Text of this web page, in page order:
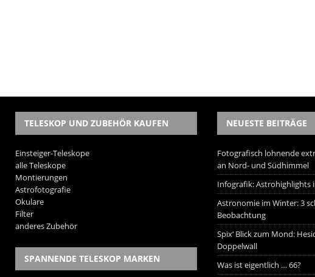
TELESKOP UND ZUBEHÖR KAUFEN
Einsteiger-Teleskope
alle Teleskope
Montierungen
Astrofotografie
Okulare
Filter
anderes Zubehör
SPANNENDE TELESKOP MARKEN
NEUESTE BEITRÄGE
Fotografisch lohnende
an Nord- und Südhimmel
Infografik: Astrohighlights
Astronomie im Winter: 3
Beobachtung
Spix‘ Blick zum Mond:
Doppelwall
Was ist eigentlich … 66?